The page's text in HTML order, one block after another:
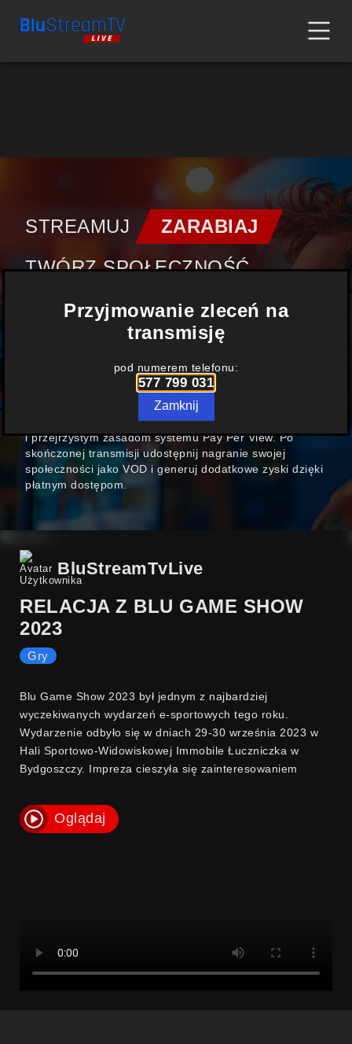
STREAMUJ
ZARABIAJ
TWÓRZ SPOŁECZNOŚĆ
FILMY |TRANSMISJE|
WYDARZENIA
W FORMULE
PAY PER VIEW
Nowoczesny polski portal streamingowy oferujący
możliwość prowadzenia transmisji online. Już dziś
możesz zarabiać na swoich transmisjach dzięki prostym
i przejrzystym zasadom systemu Pay Per View. Po
skończonej transmisji udostępnij nagranie swojej
społeczności jako VOD i generuj dodatkowe zyski dzięki
płatnym dostępom.
BluStreamTvLive
RELACJA Z BLU GAME SHOW
2023
Gry
Blu Game Show 2023 był jednym z najbardziej
wyczekiwanych wydarzeń e-sportowych tego roku.
Wydarzenie odbyło się w dniach 29-30 września 2023 w
Hali Sportowo-Widowiskowej Immobile Łuczniczka w
Bydgoszczy. Impreza cieszyła się zainteresowaniem
technologii. Wydarzenie uzyskało wsparcie od ważnych
instytucji, takich jak Ministerstwo Sportu i Turystyki,
Oglądaj
Przyjmowanie zleceń na
transmisję
pod numerem telefonu:
577 799 031
Zamknij